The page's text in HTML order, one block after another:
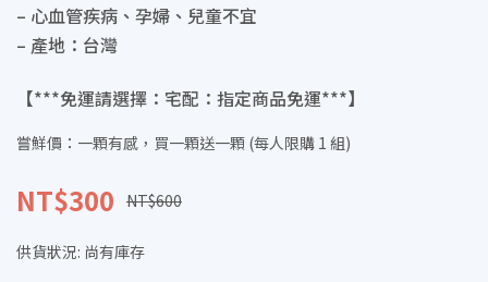
– 心血管疾病、孕婦、兒童不宜
– 產地：台灣
【***免運請選擇：宅配：指定商品免運***】
嘗鮮價：一顆有感，買一顆送一顆 (每人限購 1 組)
NT$300 NT$600
供貨狀況: 尚有庫存